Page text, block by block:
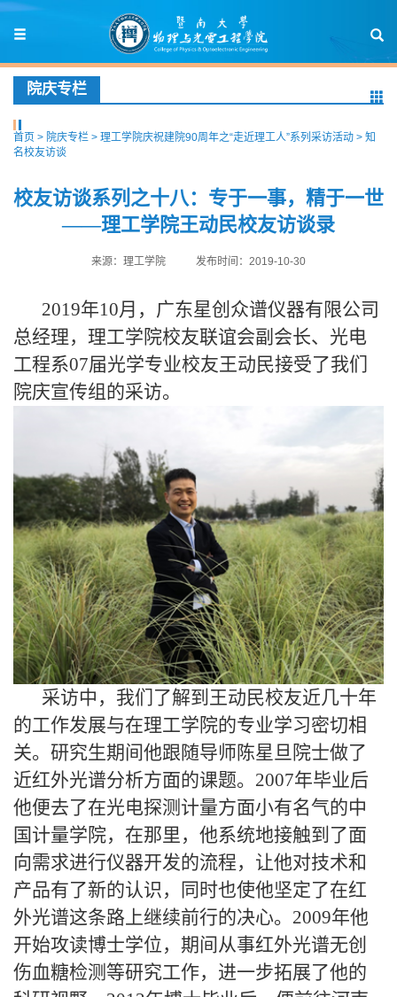
院庆专栏
首页 > 院庆专栏 > 理工学院庆祝建院90周年之“走近理工人”系列采访活动 > 知
名校友访谈
校友访谈系列之十八：专于一事，精于一世
——理工学院王动民校友访谈录
来源：理工学院 发布时间：2019-10-30
2019年10月，广东星创众谱仪器有限公司
总经理，理工学院校友联谊会副会长、光电
工程系07届光学专业校友王动民接受了我们
院庆宣传组的采访。
采访中，我们了解到王动民校友近几十年
的工作发展与在理工学院的专业学习密切相
关。研究生期间他跟随导师陈星旦院士做了
近红外光谱分析方面的课题。 2007年毕业后
他便去了在光电探测计量方面小有名气的中
国计量学院，在那里，他系统地接触到了面
向需求进行仪器开发的流程，让他对技术和
产品有了新的认识，同时也使他坚定了在红
外光谱这条路上继续前行的决心。 2009年他
开始攻读博士学位，期间从事红外光谱无创
伤血糖检测等研究工作，进一步拓展了他的